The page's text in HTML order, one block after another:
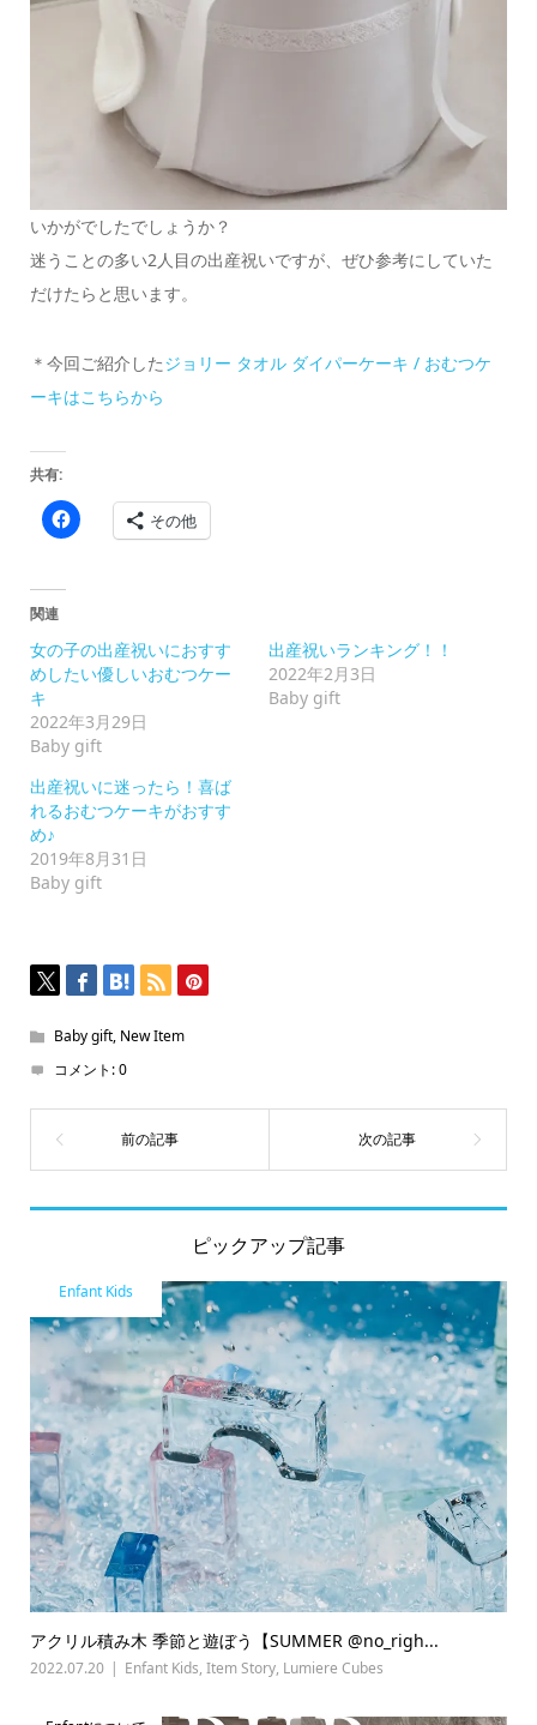
いかがでしたでしょうか？
迷うことの多い2人目の出産祝いですが、ぜひ参考にしていた
だけたらと思います。
＊今回ご紹介したジョリー タオル ダイパーケーキ / おむつケ
ーキはこちらから
共有:
Facebook
で
ク
リ
ッ
ク
て
く
だ
い
(新
し
ィ
ン
ド
ま
す)
その他
関連
女の子の出産祝いにおすす
めしたい優しいおむつケー
キ
2022年3月29日
Baby gift
出産祝いランキング！！
2022年2月3日
Baby gift
出産祝いに迷ったら！喜ば
れるおむつケーキがおすす
め♪
2019年8月31日
Baby gift
Baby gift, New Item
コメント:0
ピックアップ記事
Enfant Kids
アクリル積み木 季節と遊ぼう【SUMMER @no_righ...
2022.07.20 Enfant Kids, Item Story, Lumiere Cubes